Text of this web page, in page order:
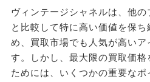
ヴィンテージシャネルは、他の
と比較して特に高い価値を保ち
め、買取市場でも人気が高いア
す。しかし、最大限の買取価格
ためには、いくつかの重要なポ